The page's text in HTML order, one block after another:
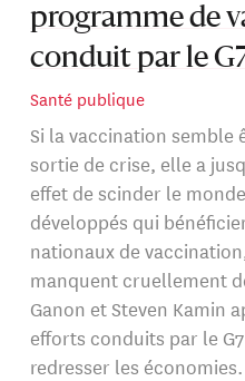
programme de
conduit par le
Santé publique
Si la vaccination semble
sortie de crise, elle a
effet de scinder le
développés qui
nationaux de
manquent cruellement
Ganon et Steven Kamin
efforts conduits par le
redresser les économies.